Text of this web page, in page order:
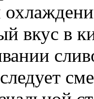
вкус в